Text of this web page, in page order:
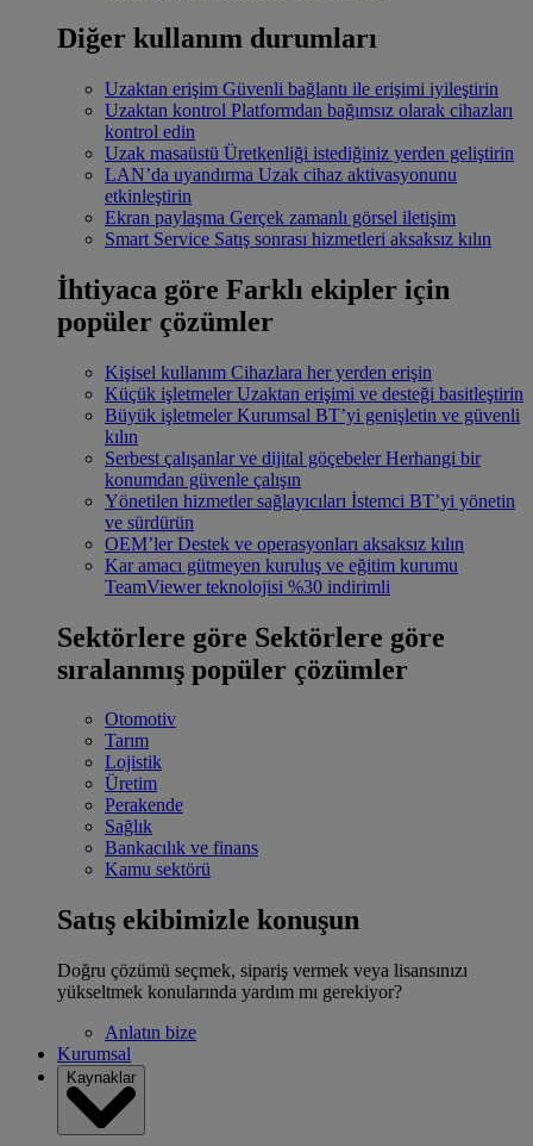
Diğer kullanım durumları
Uzaktan erişim Güvenli bağlantı ile erişimi iyileştirin
Uzaktan kontrol Platformdan bağımsız olarak cihazları
kontrol edin
Uzak masaüstü Üretkenliği istediğiniz yerden geliştirin
LAN’da uyandırma Uzak cihaz aktivasyonunu
etkinleştirin
Ekran paylaşma Gerçek zamanlı görsel iletişim
Smart Service Satış sonrası hizmetleri aksaksız kılın
İhtiyaca göre Farklı ekipler için
popüler çözümler
Kişisel kullanım Cihazlara her yerden erişin
Küçük işletmeler Uzaktan erişimi ve desteği basitleştirin
Büyük işletmeler Kurumsal BT’yi genişletin ve güvenli
kılın
Serbest çalışanlar ve dijital göçebeler Herhangi bir
konumdan güvenle çalışın
Yönetilen hizmetler sağlayıcıları İstemci BT’yi yönetin
ve sürdürün
OEM’ler Destek ve operasyonları aksaksız kılın
Kar amacı gütmeyen kuruluş ve eğitim kurumu
TeamViewer teknolojisi %30 indirimli
Sektörlere göre Sektörlere göre
sıralanmış popüler çözümler
Otomotiv
Tarım
Lojistik
Üretim
Perakende
Sağlık
Bankacılık ve finans
Kamu sektörü
Satış ekibimizle konuşun
Doğru çözümü seçmek, sipariş vermek veya lisansınızı
yükseltmek konularında yardım mı gerekiyor?
Anlatın bize
Kurumsal
Kaynaklar